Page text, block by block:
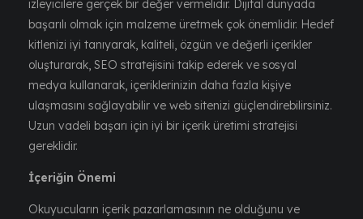
izleyicilere gerçek bir değer vermelidir. Dijital dünyada
başarılı olmak için malzeme üretmek çok önemlidir. Hedef
kitlenizi iyi tanıyarak, kaliteli, özgün ve değerli içerikler
oluşturarak, SEO stratejisini takip ederek ve sosyal
medya kullanarak, içeriklerinizin daha fazla kişiye
ulaşmasını sağlayabilir ve web sitenizi güçlendirebilirsiniz.
Uzun vadeli başarı için iyi bir içerik üretimi stratejisi
gereklidir.
İçeriğin Önemi
Okuyucuların içerik pazarlamasının ne olduğunu ve